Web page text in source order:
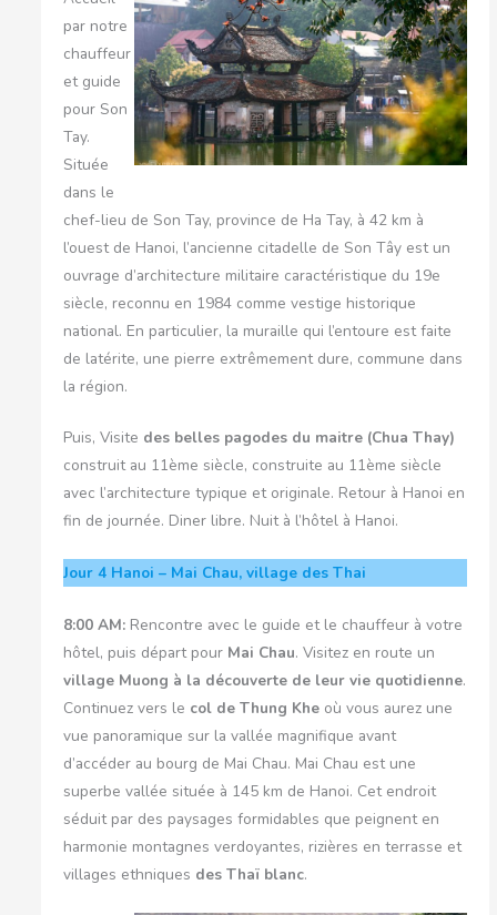
par notre
chauffeur
et guide
pour Son
Tay.
Située
dans le
chef-lieu de Son Tay, province de Ha Tay, à 42 km à
l’ouest de Hanoi, l’ancienne citadelle de Son Tây est un
ouvrage d’architecture militaire caractéristique du 19e
siècle, reconnu en 1984 comme vestige historique
national. En particulier, la muraille qui l’entoure est faite
de latérite, une pierre extrêmement dure, commune dans
la région.
Puis, Visite des belles pagodes du maitre (Chua Thay)
construit au 11ème siècle, construite au 11ème siècle
avec l’architecture typique et originale. Retour à Hanoi en
fin de journée. Diner libre. Nuit à l’hôtel à Hanoi.
Jour 4 Hanoi – Mai Chau, village des Thai
8:00 AM: Rencontre avec le guide et le chauffeur à votre
hôtel, puis départ pour Mai Chau. Visitez en route un
village Muong à la découverte de leur vie quotidienne.
Continuez vers le col de Thung Khe où vous aurez une
vue panoramique sur la vallée magnifique avant
d’accéder au bourg de Mai Chau. Mai Chau est une
superbe vallée située à 145 km de Hanoi. Cet endroit
séduit par des paysages formidables que peignent en
harmonie montagnes verdoyantes, rizières en terrasse et
villages ethniques des Thaï blanc.